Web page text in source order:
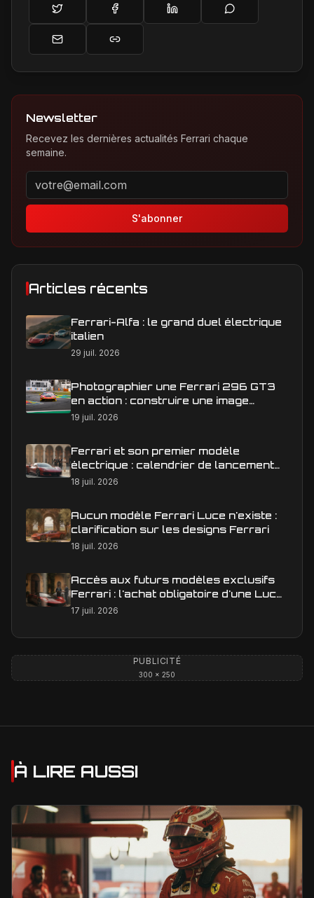
Newsletter
Recevez les dernières actualités Ferrari chaque
semaine.
Adresse email pour la newsletter
S'abonner
Articles récents
Ferrari-Alfa : le grand duel électrique
italien
29 juil. 2026
Photographier une Ferrari 296 GT3
en action : construire une image
éditoriale qui raconte la course
19 juil. 2026
Ferrari et son premier modèle
électrique : calendrier de lancement
en Europe
18 juil. 2026
Aucun modèle Ferrari Luce n'existe :
clarification sur les designs Ferrari
18 juil. 2026
Accès aux futurs modèles exclusifs
Ferrari : l'achat obligatoire d'une Luce
est-il une réalité ?
17 juil. 2026
PUBLICITÉ
300 × 250
À LIRE AUSSI